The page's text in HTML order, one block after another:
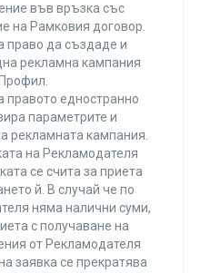
във връзка със
на Рамковия договор.
право да създаде и
рекламна кампания
правото едностранно
параметрите и
рекламната кампания.
на Рекламодателя
се счита за приета
й. В случай че по
няма налични суми,
с получаване на
от Рекламодателя
заявка се прекратява